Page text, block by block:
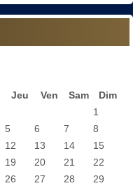
Jeu Ven Sam
Dim
1
5 6 7
8
12 13 14
15
19 20 21
22
26 27 28
29